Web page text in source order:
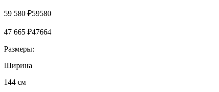
59 580 ₽59580
47 665 ₽47664
Размеры:
Ширина
144 см